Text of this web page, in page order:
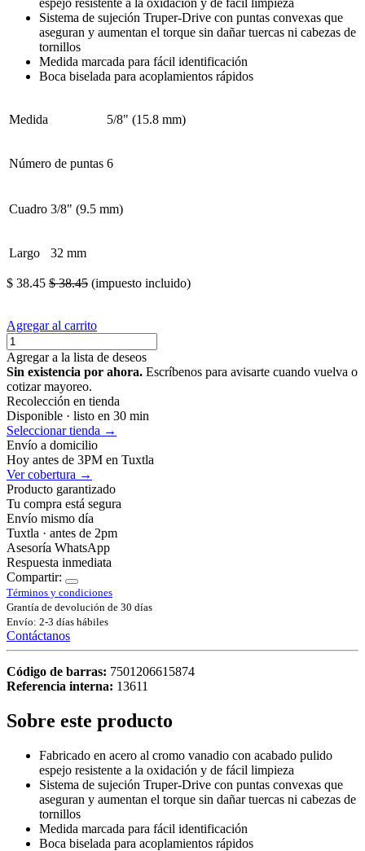
Sistema de sujeción Truper-Drive con puntas convexas que
aseguran y aumentan el torque sin dañar tuercas ni cabezas de
tornillos
Medida marcada para fácil identificación
Boca biselada para acoplamientos rápidos
Medida 5/8" (15.8 mm)
Número de puntas 6
Cuadro 3/8" (9.5 mm)
Largo 32 mm
$ 38.45 $38.45 (impuesto incluido)
Agregar al carrito
Agregar a la lista de deseos
Sin existencia por ahora. Escríbenos para avisarte cuando vuelva o
cotizar mayoreo.
Recolección en tienda
Disponible · listo en 30 min
Seleccionar tienda →
Envío a domicilio
Hoy antes de 3PM en Tuxtla
Ver cobertura →
Producto garantizado
Tu compra está segura
Envío mismo día
Tuxtla · antes de 2pm
Asesoría WhatsApp
Respuesta inmediata
Compartir:
Términos y condiciones
Grantía de devolución de 30 días
Envío: 2-3 días hábiles
Contáctanos
Código de barras: 7501206615874
Referencia interna: 13611
Sobre este producto
Fabricado en acero al cromo vanadio con acabado pulido
espejo resistente a la oxidación y de fácil limpieza
Sistema de sujeción Truper-Drive con puntas convexas que
aseguran y aumentan el torque sin dañar tuercas ni cabezas de
tornillos
Medida marcada para fácil identificación
Boca biselada para acoplamientos rápidos